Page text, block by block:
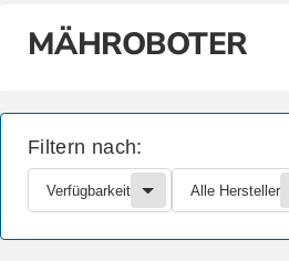
MÄHROBOTER
Filtern nach:
Verfügbarkeit Alle Hersteller